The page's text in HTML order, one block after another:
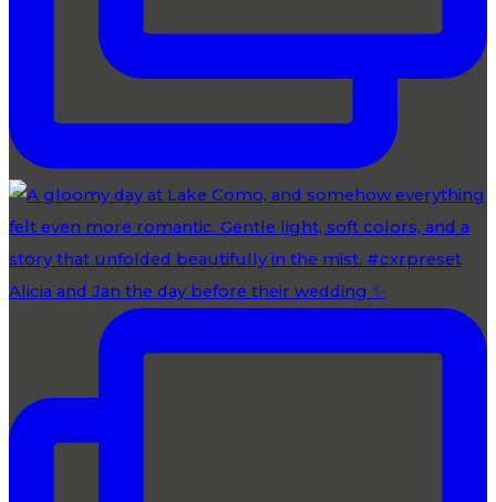
Alicia and Jan the day before their wedding ✨